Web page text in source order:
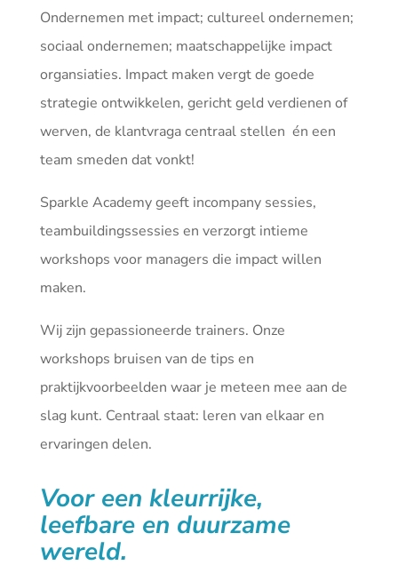
Ondernemen met impact; cultureel ondernemen;
sociaal ondernemen; maatschappelijke impact
organsiaties. Impact maken vergt de goede
strategie ontwikkelen, gericht geld verdienen of
werven, de klantvraga centraal stellen én een
team smeden dat vonkt!
Sparkle Academy geeft incompany sessies,
teambuildingssessies en verzorgt intieme
workshops voor managers die impact willen
maken.
Wij zijn gepassioneerde trainers. Onze
workshops bruisen van de tips en
praktijkvoorbeelden waar je meteen mee aan de
slag kunt. Centraal staat: leren van elkaar en
ervaringen delen.
Voor een kleurrijke,
leefbare en duurzame
wereld.